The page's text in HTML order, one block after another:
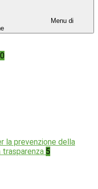
Menu di
la prevenzione della
trasparenza 5